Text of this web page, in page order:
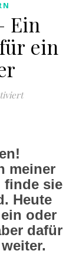
Ein
ein
für
meiner
finde sie
Heute
oder
dafür